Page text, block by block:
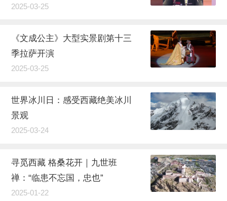
2025-03-25
《文成公主》大型实景剧第十三
季拉萨开演
2025-03-25
世界冰川日：感受西藏绝美冰川
景观
2025-03-24
寻觅西藏 格桑花开｜九世班
禅：“临患不忘国，忠也”
2025-01-22